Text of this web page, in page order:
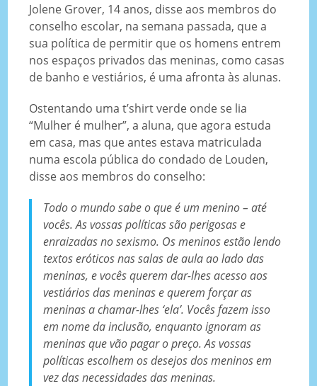
Jolene Grover, 14 anos, disse aos membros do
conselho escolar, na semana passada, que a
sua política de permitir que os homens entrem
nos espaços privados das meninas, como casas
de banho e vestiários, é uma afronta às alunas.
Ostentando uma t’shirt verde onde se lia
“Mulher é mulher”, a aluna, que agora estuda
em casa, mas que antes estava matriculada
numa escola pública do condado de Louden,
disse aos membros do conselho:
Todo o mundo sabe o que é um menino – até
vocês. As vossas políticas são perigosas e
enraizadas no sexismo. Os meninos estão lendo
textos eróticos nas salas de aula ao lado das
meninas, e vocês querem dar-lhes acesso aos
vestiários das meninas e querem forçar as
meninas a chamar-lhes ‘ela’. Vocês fazem isso
em nome da inclusão, enquanto ignoram as
meninas que vão pagar o preço. As vossas
políticas escolhem os desejos dos meninos em
vez das necessidades das meninas.